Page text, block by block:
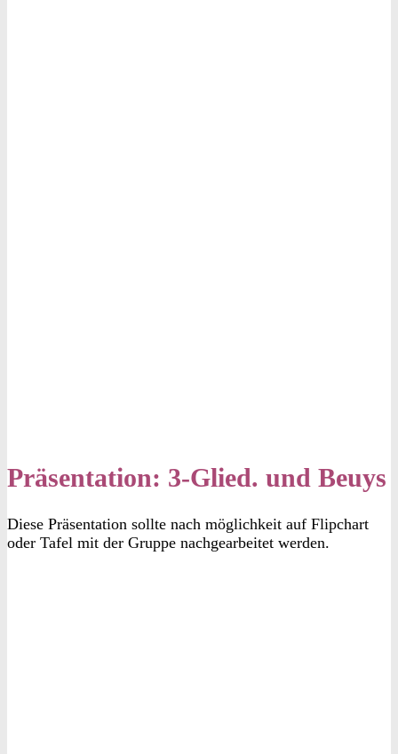
Präsentation: 3-Glied. und Beuys
Diese Präsentation sollte nach möglichkeit auf Flipchart
oder Tafel mit der Gruppe nachgearbeitet werden.